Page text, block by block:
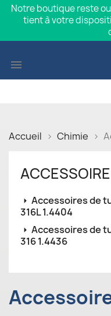
Notre boutique reste
tient à votre

Accueil Chimie
Accessoires de
316L 1.4404
Accessoires de
316 1.4436